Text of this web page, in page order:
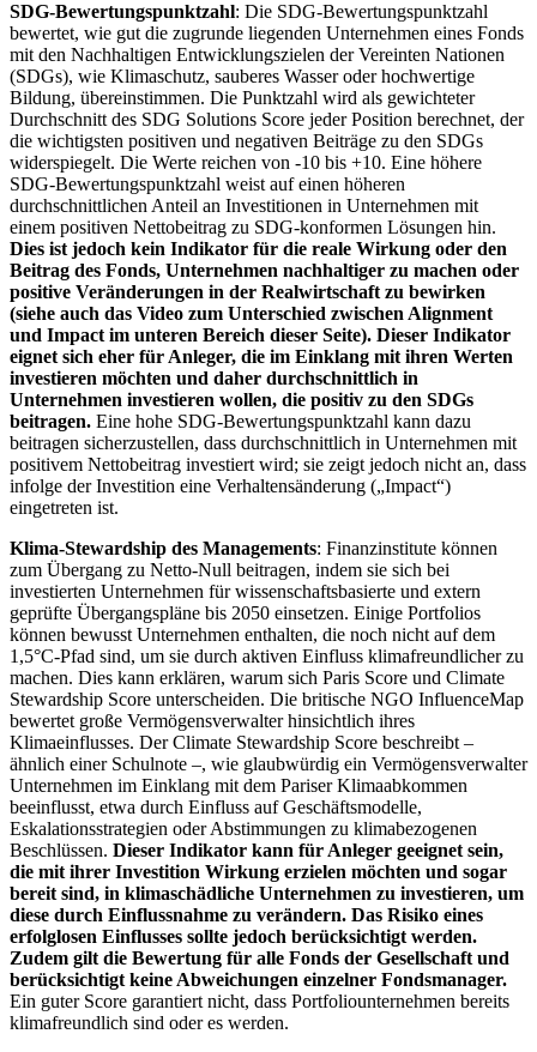
SDG-Bewertungspunktzahl: Die SDG-Bewertungspunktzahl
bewertet, wie gut die zugrunde liegenden Unternehmen eines Fonds
mit den Nachhaltigen Entwicklungszielen der Vereinten Nationen
(SDGs), wie Klimaschutz, sauberes Wasser oder hochwertige
Bildung, übereinstimmen. Die Punktzahl wird als gewichteter
Durchschnitt des SDG Solutions Score jeder Position berechnet, der
die wichtigsten positiven und negativen Beiträge zu den SDGs
widerspiegelt. Die Werte reichen von -10 bis +10. Eine höhere
SDG-Bewertungspunktzahl weist auf einen höheren
durchschnittlichen Anteil an Investitionen in Unternehmen mit
einem positiven Nettobeitrag zu SDG-konformen Lösungen hin.
Dies ist jedoch kein Indikator für die reale Wirkung oder den
Beitrag des Fonds, Unternehmen nachhaltiger zu machen oder
positive Veränderungen in der Realwirtschaft zu bewirken
(siehe auch das Video zum Unterschied zwischen Alignment
und Impact im unteren Bereich dieser Seite). Dieser Indikator
eignet sich eher für Anleger, die im Einklang mit ihren Werten
investieren möchten und daher durchschnittlich in
Unternehmen investieren wollen, die positiv zu den SDGs
beitragen. Eine hohe SDG-Bewertungspunktzahl kann dazu
beitragen sicherzustellen, dass durchschnittlich in Unternehmen mit
positivem Nettobeitrag investiert wird; sie zeigt jedoch nicht an, dass
infolge der Investition eine Verhaltensänderung („Impact“)
eingetreten ist.
Klima-Stewardship des Managements: Finanzinstitute können
zum Übergang zu Netto-Null beitragen, indem sie sich bei
investierten Unternehmen für wissenschaftsbasierte und extern
geprüfte Übergangspläne bis 2050 einsetzen. Einige Portfolios
können bewusst Unternehmen enthalten, die noch nicht auf dem
1,5°C-Pfad sind, um sie durch aktiven Einfluss klimafreundlicher zu
machen. Dies kann erklären, warum sich Paris Score und Climate
Stewardship Score unterscheiden. Die britische NGO InfluenceMap
bewertet große Vermögensverwalter hinsichtlich ihres
Klimaeinflusses. Der Climate Stewardship Score beschreibt –
ähnlich einer Schulnote –, wie glaubwürdig ein Vermögensverwalter
Unternehmen im Einklang mit dem Pariser Klimaabkommen
beeinflusst, etwa durch Einfluss auf Geschäftsmodelle,
Eskalationsstrategien oder Abstimmungen zu klimabezogenen
Beschlüssen. Dieser Indikator kann für Anleger geeignet sein,
die mit ihrer Investition Wirkung erzielen möchten und sogar
bereit sind, in klimaschädliche Unternehmen zu investieren, um
diese durch Einflussnahme zu verändern. Das Risiko eines
erfolglosen Einflusses sollte jedoch berücksichtigt werden.
Zudem gilt die Bewertung für alle Fonds der Gesellschaft und
berücksichtigt keine Abweichungen einzelner Fondsmanager.
Ein guter Score garantiert nicht, dass Portfoliounternehmen bereits
klimafreundlich sind oder es werden.